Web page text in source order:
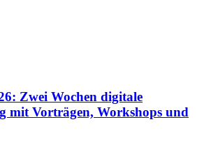
Zwei Wochen digitale
mit Vorträgen, Workshops und